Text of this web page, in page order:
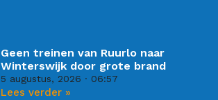
Geen treinen van Ruurlo naar
Winterswijk door grote brand
5 augustus, 2026 06:57
Lees verder »